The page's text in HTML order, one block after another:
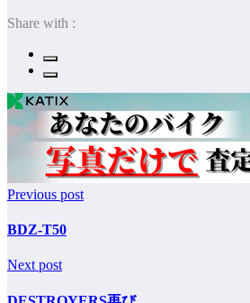
Share with :
Previous post
BDZ-T50
Next post